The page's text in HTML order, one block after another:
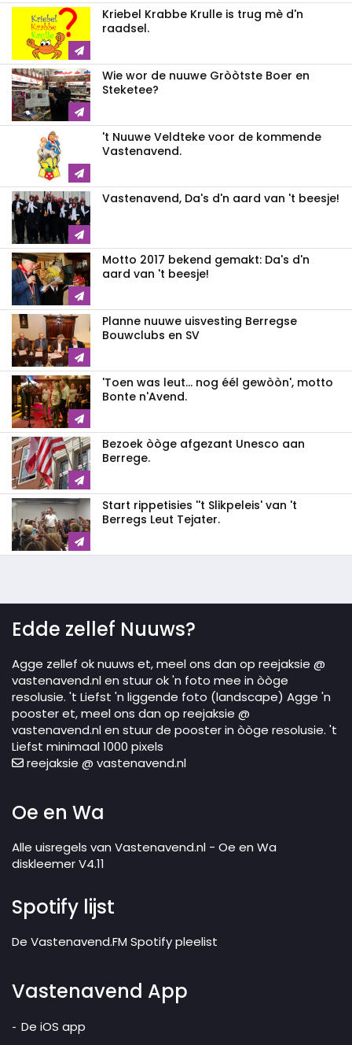
Kriebel Krabbe Krulle is trug mè d'n
raadsel.
Wie wor de nuuwe Gròòtste Boer en
Steketee?
't Nuuwe Veldteke voor de kommende
Vastenavend.
Vastenavend, Da's d'n aard van 't beesje!
Motto 2017 bekend gemakt: Da's d'n
aard van 't beesje!
Planne nuuwe uisvesting Berregse
Bouwclubs en SV
'Toen was leut... nog éél gewòòn', motto
Bonte n'Avend.
Bezoek òòge afgezant Unesco aan
Berrege.
Start rippetisies ''t Slikpeleis' van 't
Berregs Leut Tejater.
Edde zellef Nuuws?
Agge zellef ok nuuws et, meel ons dan op reejaksie @
vastenavend.nl en stuur ok 'n foto mee in òòge
resolusie. 't Liefst 'n liggende foto (landscape) Agge 'n
pooster et, meel ons dan op reejaksie @
vastenavend.nl en stuur de pooster in òòge resolusie. 't
Liefst minimaal 1000 pixels
reejaksie @ vastenavend.nl
Oe en Wa
Alle uisregels van Vastenavend.nl - Oe en Wa
diskleemer V4.11
Spotify lijst
De Vastenavend.FM Spotify pleelist
Vastenavend App
De iOS app